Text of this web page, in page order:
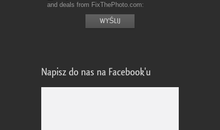
and deals from FixThePhoto.com
Napisz do nas na Facebook'u